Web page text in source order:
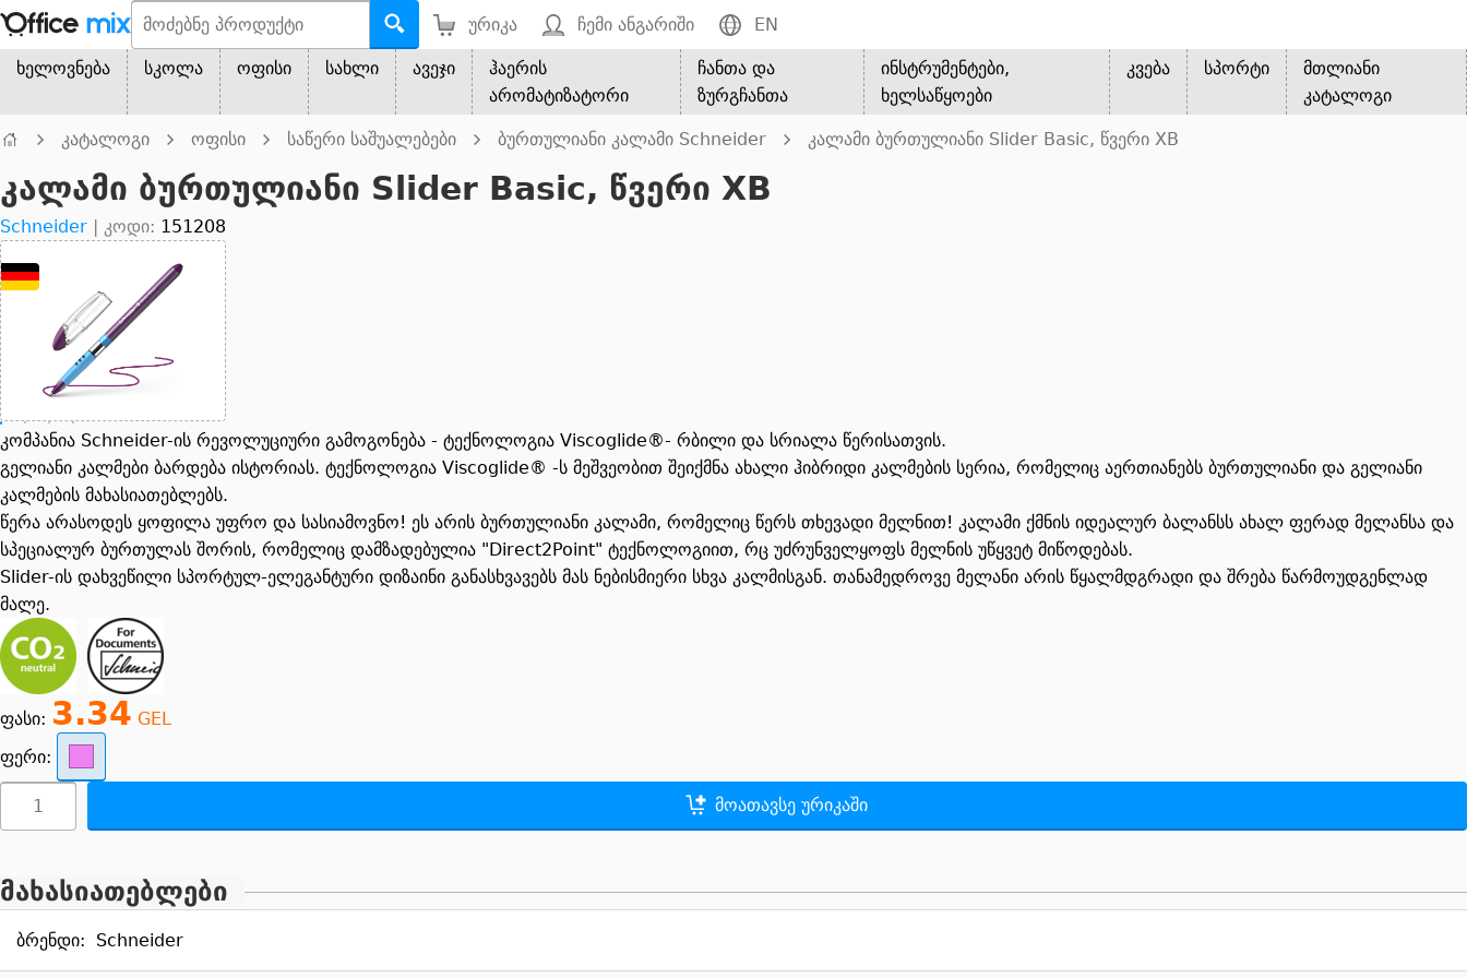
ურიკა ჩემი ანგარიში EN
ხელოვნება სკოლა ოფისი სახლი ავეჯი
ჰაერის
არომატიზატორი
ჩანთა და
ზურგჩანთა
ინსტრუმენტები,
ხელსაწყოები
კვება სპორტი
მთლიანი
კატალოგი
კატალოგი ოფისი საწერი საშუალებები ბურთულიანი კალამი Schneider კალამი ბურთულიანი Slider Basic, წვერი XB
კალამი ბურთულიანი Slider Basic, წვერი XB
Schneider | კოდი: 151208
კომპანია Schneider-ის რევოლუციური გამოგონება - ტექნოლოგია Viscoglide®- რბილი და სრიალა წერისათვის.
გელიანი კალმები ბარდება ისტორიას. ტექნოლოგია Viscoglide® -ს მეშვეობით შეიქმნა ახალი ჰიბრიდი კალმების სერია, რომელიც აერთიანებს ბურთულიანი და გელიანი
კალმების მახასიათებლებს.
წერა არასოდეს ყოფილა უფრო და სასიამოვნო! ეს არის ბურთულიანი კალამი, რომელიც წერს თხევადი მელნით! კალამი ქმნის იდეალურ ბალანსს ახალ ფერად მელანსა და
სპეციალურ ბურთულას შორის, რომელიც დამზადებულია "Direct2Point" ტექნოლოგიით, რც უძრუნველყოფს მელნის უწყვეტ მიწოდებას.
Slider-ის დახვეწილი სპორტულ-ელეგანტური დიზაინი განასხვავებს მას ნებისმიერი სხვა კალმისგან. თანამედროვე მელანი არის წყალმდგრადი და შრება წარმოუდგენლად
მალე.
ფასი: 3.34 GEL
ფერი:
მოათავსე ურიკაში
მახასიათებლები
ბრენდი: Schneider